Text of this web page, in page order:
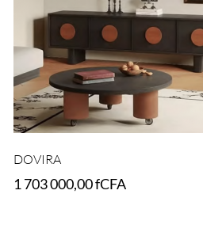
DOVIRA
1 703 000,00fCFA